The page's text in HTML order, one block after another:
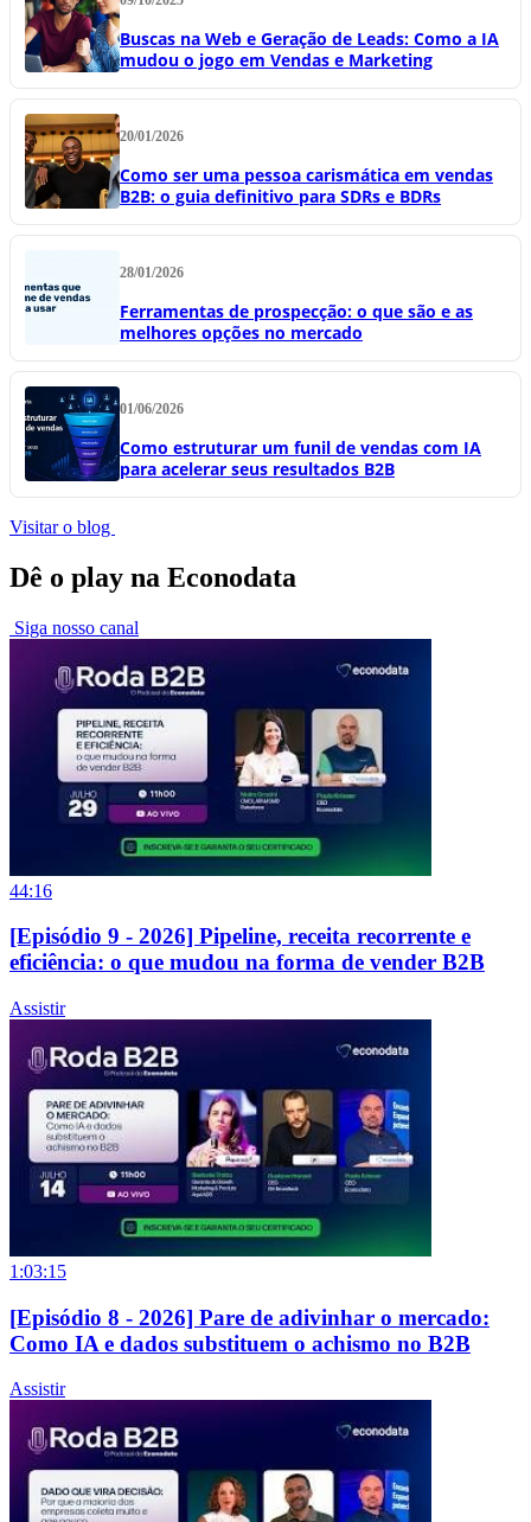
Buscas na Web e Geração de Leads: Como a IA
mudou o jogo em Vendas e Marketing
20/01/2026
Como ser uma pessoa carismática em vendas
B2B: o guia definitivo para SDRs e BDRs
28/01/2026
Ferramentas de prospecção: o que são e as
melhores opções no mercado
01/06/2026
Como estruturar um funil de vendas com IA
para acelerar seus resultados B2B
Visitar o blog
Dê o play na Econodata
Siga nosso canal
44:16
[Episódio 9 - 2026] Pipeline, receita recorrente e
eficiência: o que mudou na forma de vender B2B
Assistir
1:03:15
[Episódio 8 - 2026] Pare de adivinhar o mercado:
Como IA e dados substituem o achismo no B2B
Assistir